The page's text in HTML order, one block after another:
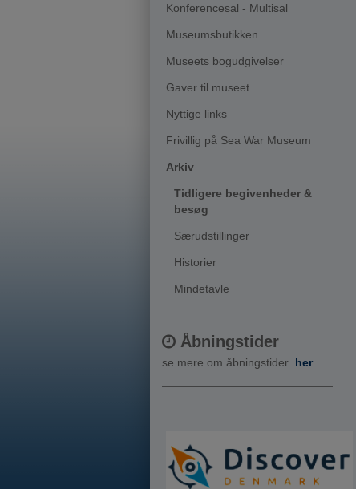
Konferencesal - Multisal
Museumsbutikken
Museets bogudgivelser
Gaver til museet
Nyttige links
Frivillig på Sea War Museum
Arkiv
Tidligere begivenheder &
besøg
Særudstillinger
Historier
Mindetavle
Åbningstider
se mere om åbningstider her